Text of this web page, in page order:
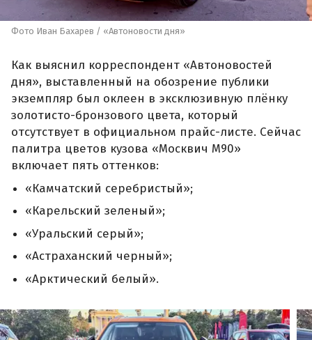
Фото Иван Бахарев / «Автоновости дня»
Как выяснил корреспондент «Автоновостей
дня», выставленный на обозрение публики
экземпляр был оклеен в эксклюзивную плёнку
золотисто-бронзового цвета, который
отсутствует в официальном прайс-листе. Сейчас
палитра цветов кузова «Москвич М90»
включает пять оттенков:
«Камчатский серебристый»;
«Карельский зеленый»;
«Уральский серый»;
«Астраханский черный»;
«Арктический белый».